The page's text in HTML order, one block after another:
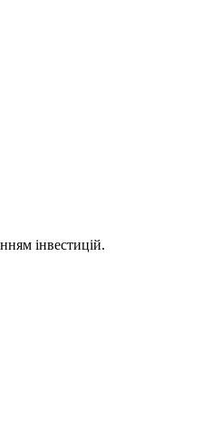
інвестицій.